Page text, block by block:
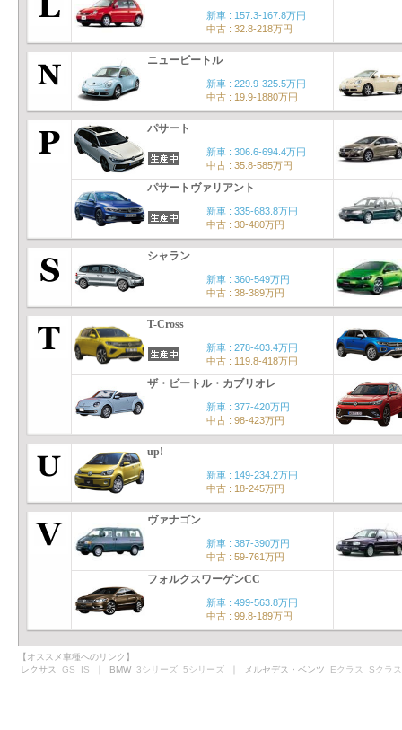
新車 : 157.3-167.8万円
中古 : 32.8-218万円
ニュービートル
新車 : 229.9-325.5万円
中古 : 19.9-1880万円
パサート
新車 : 306.6-694.4万円
中古 : 35.8-585万円
パサートヴァリアント
新車 : 335-683.8万円
中古 : 30-480万円
シャラン
新車 : 360-549万円
中古 : 38-389万円
T-Cross
新車 : 278-403.4万円
中古 : 119.8-418万円
ザ・ビートル・カブリオレ
新車 : 377-420万円
中古 : 98-423万円
up!
新車 : 149-234.2万円
中古 : 18-245万円
ヴァナゴン
新車 : 387-390万円
中古 : 59-761万円
フォルクスワーゲンCC
新車 : 499-563.8万円
中古 : 99.8-189万円
【オススメ車種へのリンク】
レクサス GS IS ｜ BMW 3シリーズ 5シリーズ ｜ メルセデス・ベンツ Eクラス Sクラス